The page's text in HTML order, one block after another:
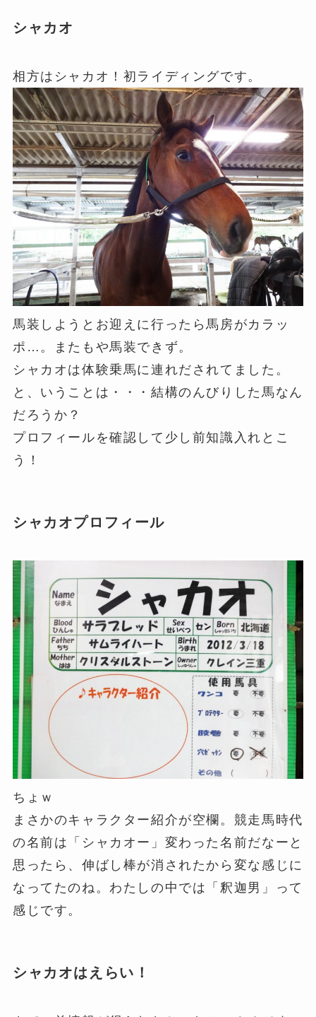
シャカオ
相方はシャカオ！初ライディングです。
馬装しようとお迎えに行ったら馬房がカラッ
ポ…。またもや馬装できず。
シャカオは体験乗馬に連れだされてました。
と、いうことは・・・結構のんびりした馬なん
だろうか？
プロフィールを確認して少し前知識入れとこ
う！
シャカオプロフィール
ちょｗ
まさかのキャラクター紹介が空欄。競走馬時代
の名前は「シャカオー」変わった名前だなーと
思ったら、伸ばし棒が消されたから変な感じに
なってたのね。わたしの中では「釈迦男」って
感じです。
シャカオはえらい！